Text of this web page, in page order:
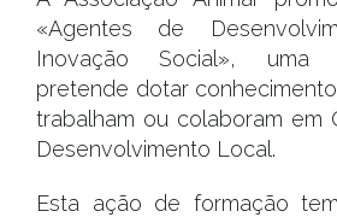
«Agentes de
Inovação Social», uma
pretende dotar
trabalham ou colaboram em
Desenvolvimento Local.
Esta ação de formação